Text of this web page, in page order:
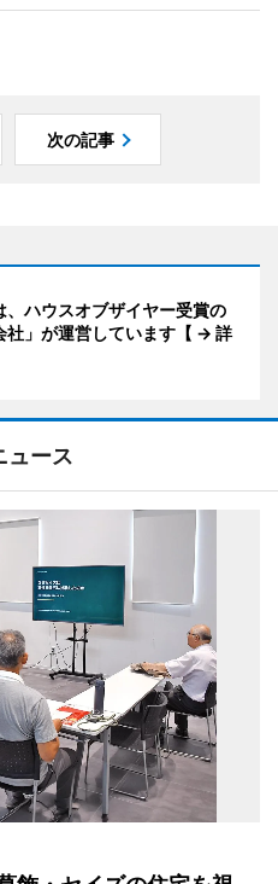
次の記事
、ハウスオブザイヤー受賞の
社」が運営しています【 → 詳
ュース